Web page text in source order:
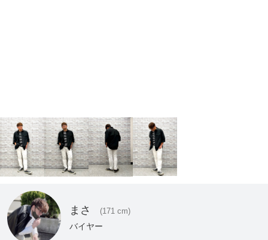
まさ (171 cm)
バイヤー